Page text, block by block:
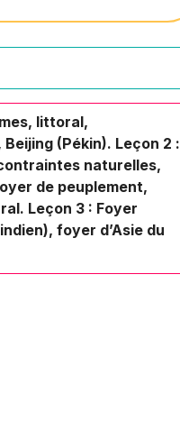
littoral,
(Pékin). Leçon 2 :
naturelles,
de peuplement,
Leçon 3 : Foyer
foyer d’Asie du